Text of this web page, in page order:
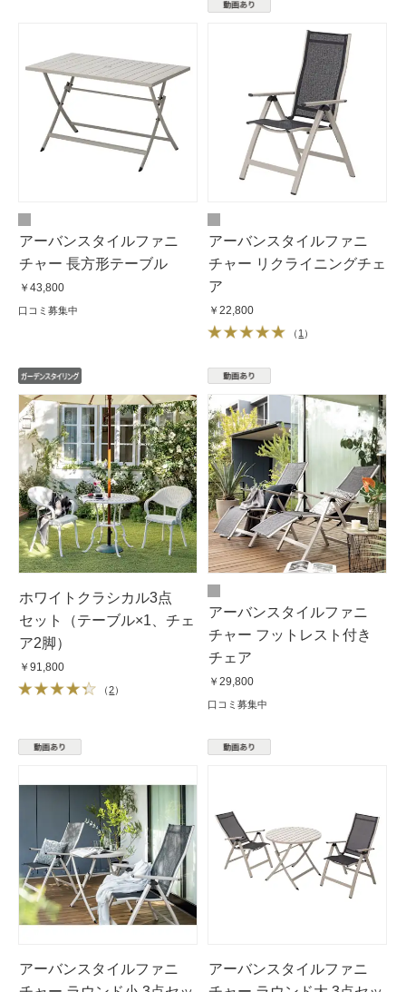
アーバンスタイルファニ
チャー 長方形テーブル
￥43,800
口コミ募集中
アーバンスタイルファニ
チャー リクライニングチェ
ア
￥22,800
（ 1 ）
ホワイトクラシカル3点
セット（テーブル×1、チェ
ア2脚）
￥91,800
（2）
アーバンスタイルファニ
チャー フットレスト付き
チェア
￥29,800
口コミ募集中
アーバンスタイルファニ
アーバンスタイルファニ